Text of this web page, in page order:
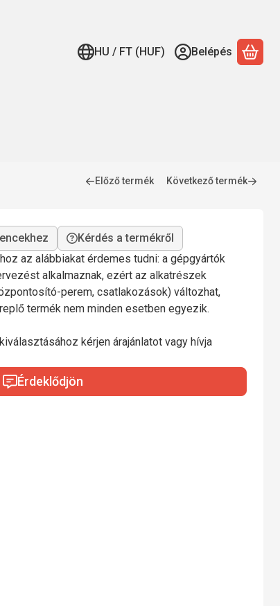
HU / FT (HUF) Belépés A
Előző termék Következő termék
Kérdés a termékről
az alábbiakat érdemes tudni: a gépgyártók
alkalmaznak, ezért az alkatrészek
perem, csatlakozások) változhat,
termék nem minden esetben egyezik.
kérjen árajánlatot vagy hívja
Érdeklődjön